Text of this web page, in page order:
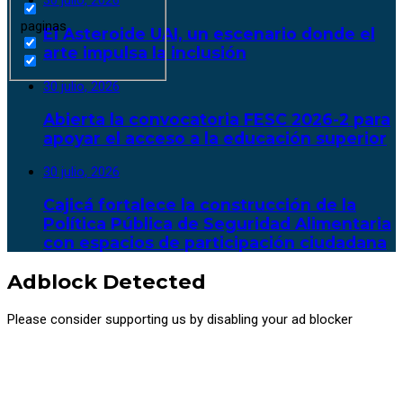
paginasEl Asteroide UAI, un escenario donde el
arte impulsa la inclusión
30 julio, 2026
Abierta la convocatoria FESC 2026-2 para
apoyar el acceso a la educación superior
30 julio, 2026
Cajicá fortalece la construcción de la
Política Pública de Seguridad Alimentaria
con espacios de participación ciudadana
Adblock Detected
Please consider supporting us by disabling your ad blocker